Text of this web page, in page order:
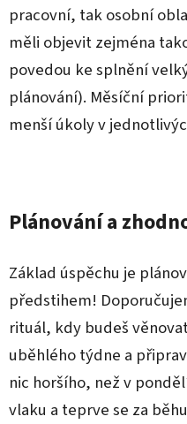
pracovní, tak osobní
měli objevit zejména
povedou ke splnění
plánování). Měsíční
menší úkoly v
Plánování a
Základ úspěchu je
předstihem!
rituál, kdy budeš
uběhlého týdne a
nic horšího, než v
vlaku a teprve se za